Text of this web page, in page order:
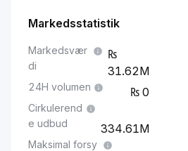
Markedsstatistik
Markedsvær
di
31.62M
24H volumen 0
Cirkulerend
e udbud
334.61M
Maksimal forsy